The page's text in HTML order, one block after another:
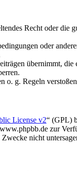
Recht oder die
oder
übernimmt,
o. g. Regeln
License v2“ (GPL)
zur
nicht